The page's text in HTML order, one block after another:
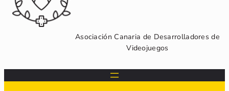
Asociación Canaria de Desarrolladores de
Videojuegos